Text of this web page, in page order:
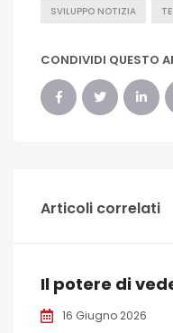
SVILUPPO NOTIZIA
CONDIVIDI QUESTO
Articoli correlati
Il potere di
16 Giugno 2026